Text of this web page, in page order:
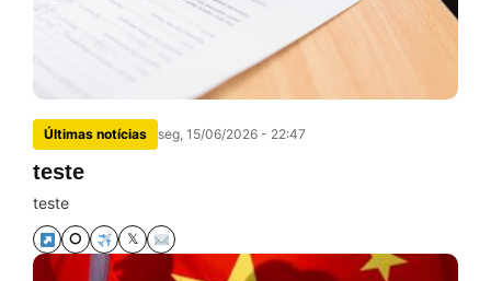
Últimas notícias seg, 15/06/2026 - 22:47
teste
teste
⭘ 𝕏